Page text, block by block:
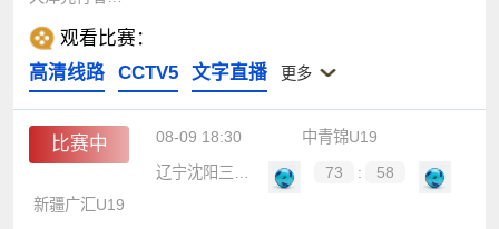
观看比赛：
高清线路
CCTV5 文字直播 更多
比赛中 08-09 18:30
中青锦U19
辽宁沈阳三生U19
73 :
58
新疆广汇U19